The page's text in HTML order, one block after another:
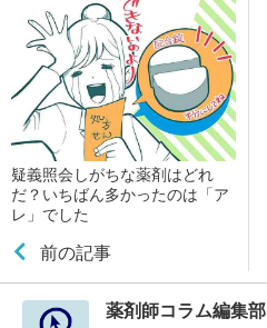
疑義照会しがちな薬剤はどれ
だ？いちばん多かったのは「ア
レ」でした
前の記事
薬剤師コラム編集部